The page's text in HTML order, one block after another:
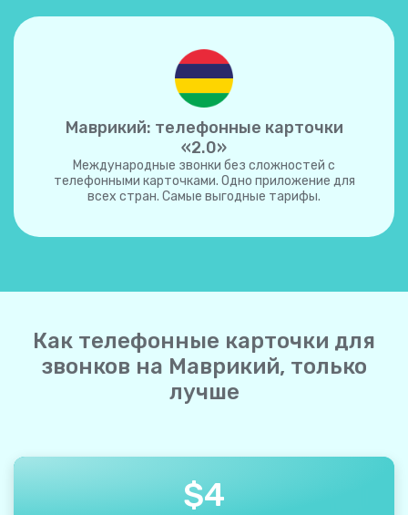
Маврикий: телефонные карточки
«2.0»
Международные звонки без сложностей с
телефонными карточками. Одно приложение для
всех стран. Самые выгодные тарифы.
Как телефонные карточки для
звонков на Маврикий, только
лучше
$4